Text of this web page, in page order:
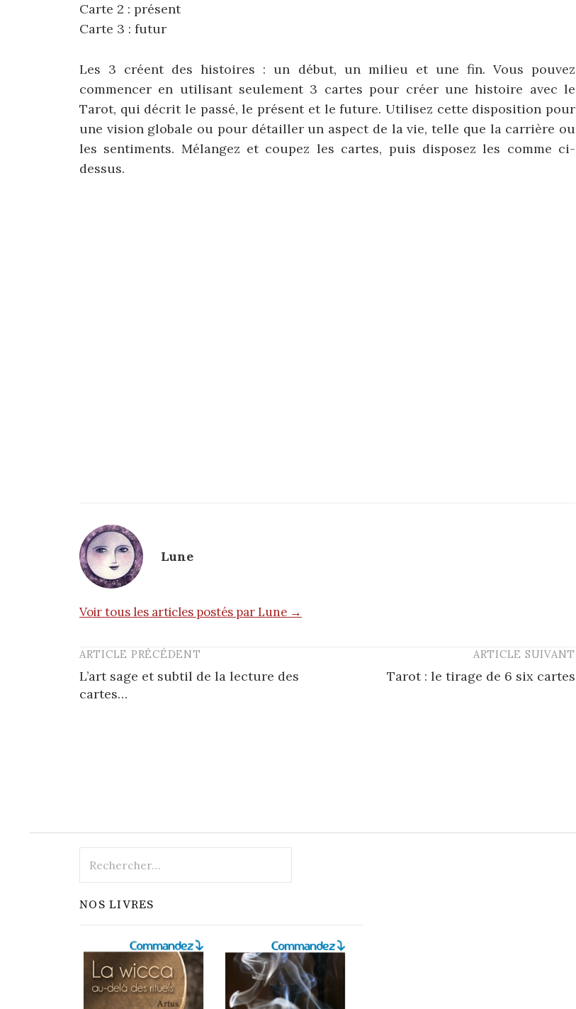
Carte 2 : présent
Carte 3 : futur
Les 3 créent des histoires : un début, un milieu et une fin. Vous pouvez
commencer en utilisant seulement 3 cartes pour créer une histoire avec le
Tarot, qui décrit le passé, le présent et le future. Utilisez cette disposition pour
une vision globale ou pour détailler un aspect de la vie, telle que la carrière ou
les sentiments. Mélangez et coupez les cartes, puis disposez les comme ci-
dessus.
Lune
Voir tous les articles postés par Lune →
Post
navigation
ARTICLE PRÉCÉDENT
L’art sage et subtil de la lecture des
cartes…
ARTICLE SUIVANT
Tarot : le tirage de 6 six cartes
NOS LIVRES